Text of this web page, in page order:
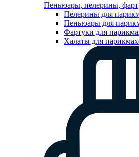
Пеньюары, пелерины,
Пелерины для
Пеньюары для
Фартуки для
Халаты для